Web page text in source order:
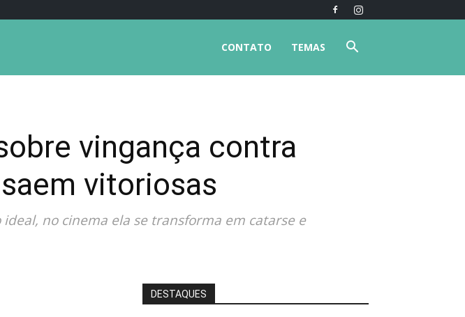
TEMAS
CONTATO
vingança contra
vitoriosas
no cinema ela se transforma em catarse e
DESTAQUES